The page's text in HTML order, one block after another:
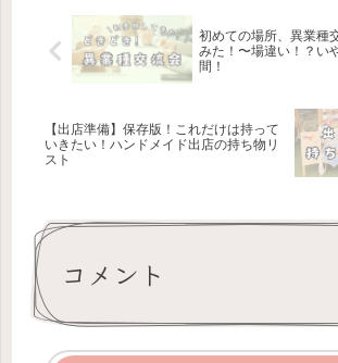
初めての場所、異業種
みた！〜場違い！？い
間！
【出店準備】保存版！これだけは持って
いきたい！ハンドメイド出店の持ち物リ
スト
コメント